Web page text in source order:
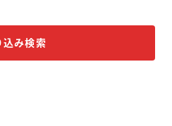
込み検索